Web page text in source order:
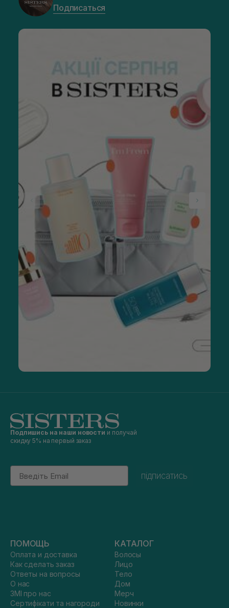
Подписаться
Подпишись на наши новости и получай
скидку 5% на первый заказ
Email
підписатись
ПОМОЩЬ
Оплата и доставка
Как сделать заказ
Ответы на вопросы
О нас
ЗМІ про нас
Сертифікати та нагороди
КАТАЛОГ
Волосы
Лицо
Тело
Дом
Мерч
Новинки